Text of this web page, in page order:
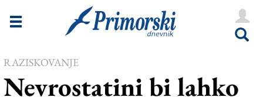
Novice
Goriška
Kultura
RAZISKOVANJE
Nevrostatini bi lahko